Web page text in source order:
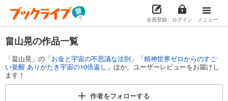
会員登録 ログイン メニュー
畠山晃の作品一覧
「畠山晃」の「お金と宇宙の不思議な法則 」「精神世界ゼロからのすご
い覚醒 ありがたき宇宙の10倍返し 」ほか、ユーザーレビューをお届けし
ます！
作者をフォローする